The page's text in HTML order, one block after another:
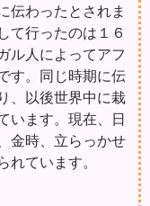
伝わったとされま
て行ったのは１６
ル人によってアフ
す。同じ時期に伝
、以後世界中に栽
います。現在、日
金時、立らっかせ
れています。